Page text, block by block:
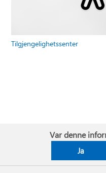
Tilgjengelighetssenter
Var denne
Ja